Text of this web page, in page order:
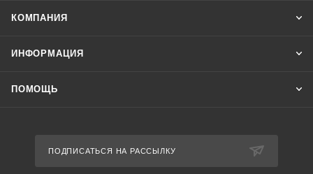
КОМПАНИЯ
ИНФОРМАЦИЯ
ПОМОЩЬ
ПОДПИСАТЬСЯ НА РАССЫЛКУ